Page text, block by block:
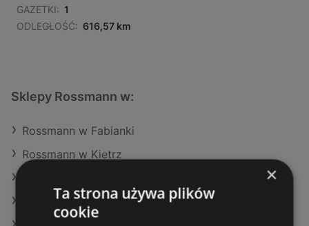
GAZETKI: 1
ODLEGŁOŚĆ: 616,57 km
Sklepy Rossmann w:
Rossmann w Fabianki
Rossmann w Kietrz
Rossmann w Ełk (Gmina)
×
Ta strona używa plików
cookie